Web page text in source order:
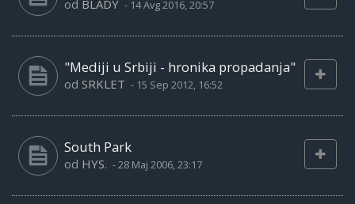
od BLADY - 14 Avg 2016, 20:57
"Mediji u Srbiji - hronika propadanja"
od SRKLET - 15 Sep 2012, 16:52
South Park
od HYS. -28 Maj 2006, 23:17